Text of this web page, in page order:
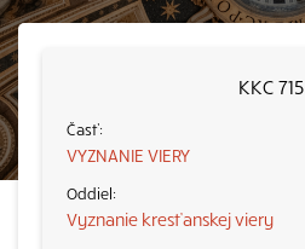
KKC 715
VYZNANIE VIERY
Vyznanie kresťanskej viery